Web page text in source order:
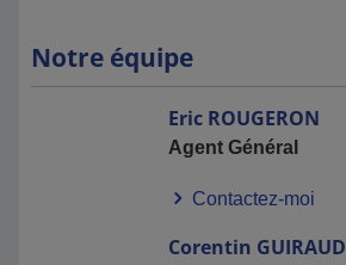
Notre équipe
Eric ROUGERON
Agent Général
Contactez-moi
Corentin GUIRAUD